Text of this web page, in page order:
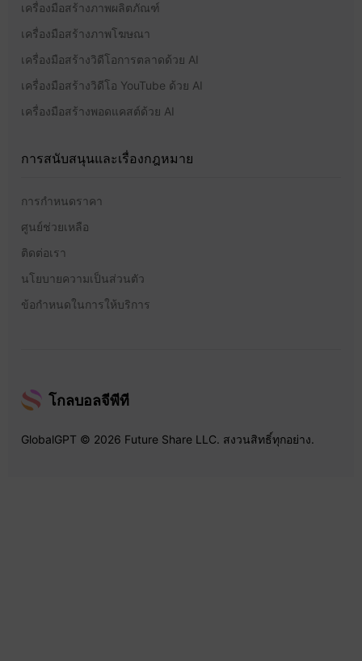
เครื่องมือสร้างภาพผลิตภัณฑ์
เครื่องมือสร้างภาพโฆษณา
เครื่องมือสร้างวิดีโอการตลาดด้วย AI
เครื่องมือสร้างวิดีโอ YouTube ด้วย AI
เครื่องมือสร้างพอดแคสต์ด้วย AI
การสนับสนุนและเรื่องกฎหมาย
การกำหนดราคา
ศูนย์ช่วยเหลือ
ติดต่อเรา
นโยบายความเป็นส่วนตัว
ข้อกำหนดในการให้บริการ
โกลบอลจีพีที
GlobalGPT © 2026 Future Share LLC. สงวนสิทธิ์ทุกอย่าง.